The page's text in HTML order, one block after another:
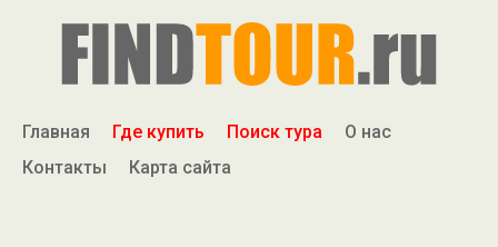
Главная Где купить Поиск тура
О нас
Контакты
Карта сайта